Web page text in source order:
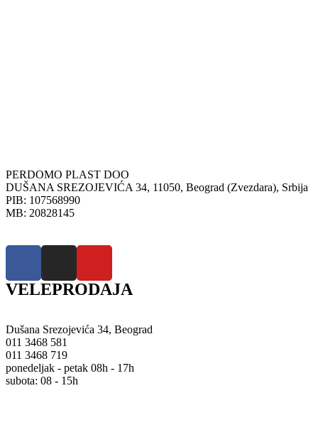
PERDOMO PLAST DOO
DUŠANA SREZOJEVIĆA 34, 11050, Beograd (Zvezdara), Srbija
PIB: 107568990
MB: 20828145
VELEPRODAJA
Dušana Srezojevića 34, Beograd
011 3468 581
011 3468 719
ponedeljak - petak 08h - 17h
subota: 08 - 15h